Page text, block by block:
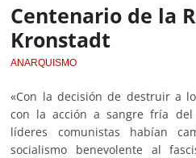
Centenario de la
Kronstadt
ANARQUISMO
«Con la decisión de destruir a
con la acción a sangre fría
líderes comunistas habían
socialismo benevolente al